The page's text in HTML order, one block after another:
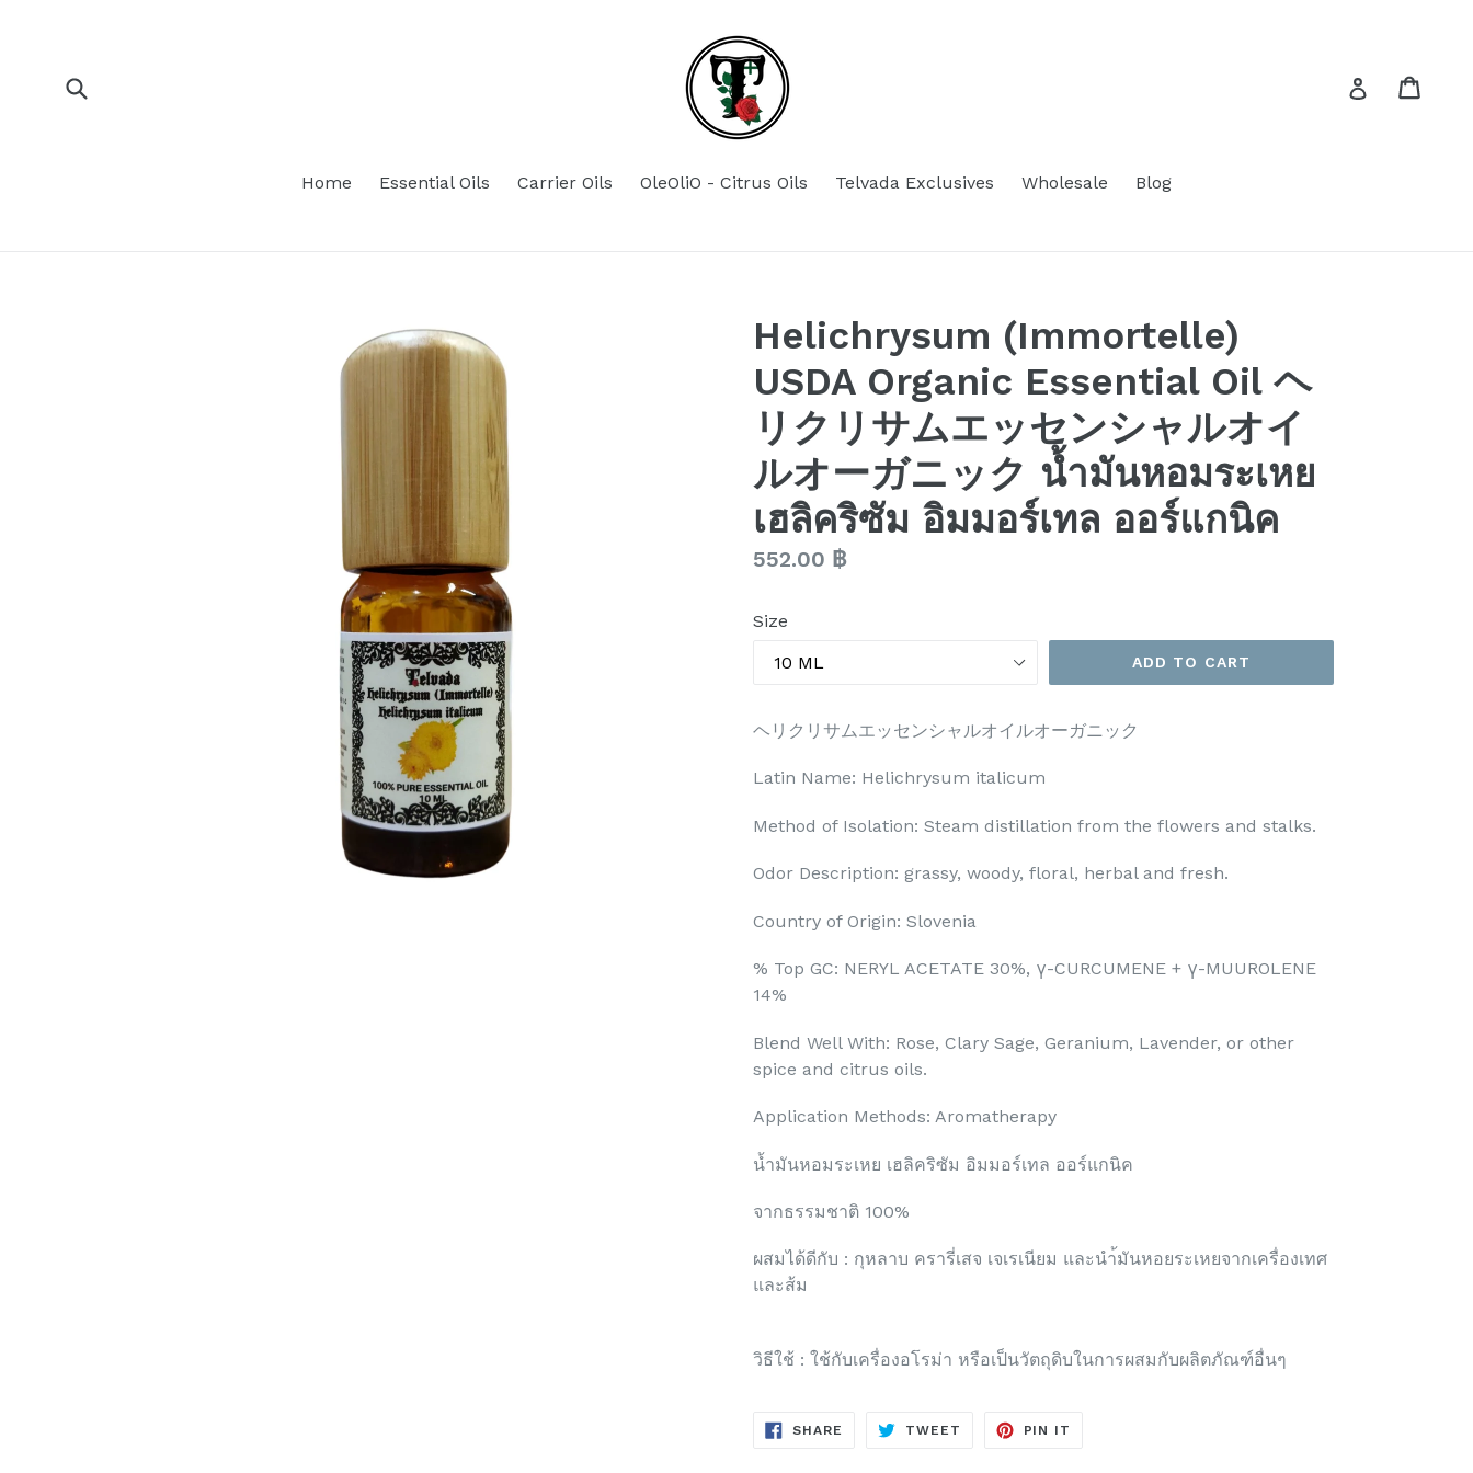
Log in
Home Essential Oils Carrier Oils OleOliO - Citrus Oils Telvada Exclusives Wholesale Blog
Helichrysum (Immortelle)
USDA Organic Essential Oil ヘ
リクリサムエッセンシャルオイ
ルオーガニック น้ำมันหอมระเหย
เฮลิคริซัม อิมมอร์เทล ออร์แกนิค
Regular
552.00 ฿
Size
ADD TO CART
ヘリクリサムエッセンシャルオイルオーガニック
Latin Name: Helichrysum italicum
Method of Isolation: Steam distillation from the flowers and stalks.
Odor Description: grassy, woody, floral, herbal and fresh.
Country of Origin: Slovenia
% Top GC: NERYL ACETATE 30%, γ-CURCUMENE + γ-MUUROLENE
14%
Blend Well With: Rose, Clary Sage, Geranium, Lavender, or other
spice and citrus oils.
Application Methods: Aromatherapy
น้ำมันหอมระเหย เฮลิคริซัม อิมมอร์เทล ออร์แกนิค
จากธรรมชาติ 100%
ผสมได้ดีกับ : กุหลาบ ครารี่เสจ เจเรเนียม และนำ้มันหอยระเหยจากเครื่องเทศ
และส้ม
วิธีใช้ : ใช้กับเครื่องอโรม่า หรือเป็นวัตถุดิบในการผสมกับผลิตภัณฑ์อื่นๆ
SHARE SHARE
TWEET TWEET
PIN IT